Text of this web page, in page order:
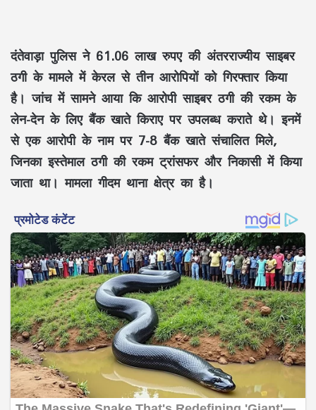
दंतेवाड़ा पुलिस ने 61.06 लाख रुपए की अंतरराज्यीय साइबर
ठगी के मामले में केरल से तीन आरोपियों को गिरफ्तार किया
है। जांच में सामने आया कि आरोपी साइबर ठगी की रकम के
लेन-देन के लिए बैंक खाते किराए पर उपलब्ध कराते थे। इनमें
से एक आरोपी के नाम पर 7-8 बैंक खाते संचालित मिले,
जिनका इस्तेमाल ठगी की रकम ट्रांसफर और निकासी में किया
जाता था। मामला गीदम थाना क्षेत्र का है।